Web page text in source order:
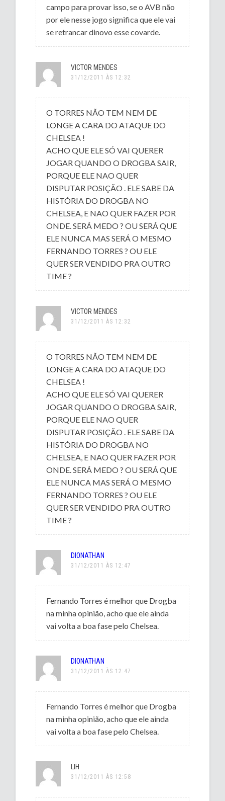
campo para provar isso, se o AVB não
por ele nesse jogo significa que ele vai
se retrancar dinovo esse covarde.
VICTOR MENDES
31/12/2011 ÀS 12:32
O TORRES NÃO TEM NEM DE
LONGE A CARA DO ATAQUE DO
CHELSEA !
ACHO QUE ELE SÓ VAI QUERER
JOGAR QUANDO O DROGBA SAIR,
PORQUE ELE NAO QUER
DISPUTAR POSIÇÃO . ELE SABE DA
HISTÓRIA DO DROGBA NO
CHELSEA, E NAO QUER FAZER POR
ONDE. SERÁ MEDO ? OU SERÁ QUE
ELE NUNCA MAS SERÁ O MESMO
FERNANDO TORRES ? OU ELE
QUER SER VENDIDO PRA OUTRO
TIME ?
VICTOR MENDES
31/12/2011 ÀS 12:32
O TORRES NÃO TEM NEM DE
LONGE A CARA DO ATAQUE DO
CHELSEA !
ACHO QUE ELE SÓ VAI QUERER
JOGAR QUANDO O DROGBA SAIR,
PORQUE ELE NAO QUER
DISPUTAR POSIÇÃO . ELE SABE DA
HISTÓRIA DO DROGBA NO
CHELSEA, E NAO QUER FAZER POR
ONDE. SERÁ MEDO ? OU SERÁ QUE
ELE NUNCA MAS SERÁ O MESMO
FERNANDO TORRES ? OU ELE
QUER SER VENDIDO PRA OUTRO
TIME ?
DIONATHAN
31/12/2011 ÀS 12:47
Fernando Torres é melhor que Drogba
na minha opinião, acho que ele ainda
vai volta a boa fase pelo Chelsea.
DIONATHAN
31/12/2011 ÀS 12:47
Fernando Torres é melhor que Drogba
na minha opinião, acho que ele ainda
vai volta a boa fase pelo Chelsea.
LIH
31/12/2011 ÀS 12:58